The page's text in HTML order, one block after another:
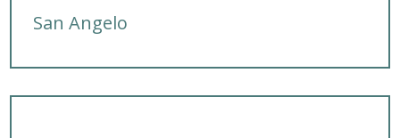
San Angelo